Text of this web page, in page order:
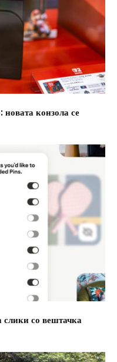
конзола се
со вештачка